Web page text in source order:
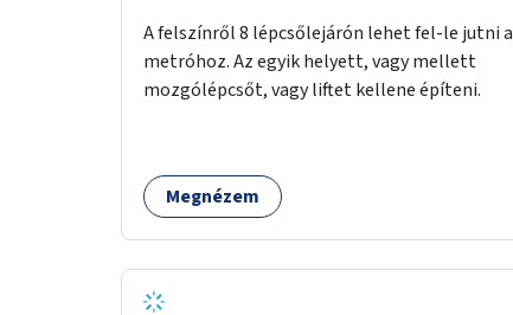
beszélgetős csoportok által - felépülhetnek
testileg-lelkileg a szülésből és gyermekágyi
időszakból - gyógytorna, jóga, terápia
csemetéket erre az időre. A tér a csoportos és
egyéni foglalkozások köré épülne. A
foglalkozások túlmennének egy baba-mama
klub keretein, kifejezetten az önismeretre
helyeznek a hangsúlyt.
A felszínről 8 lépcsőlejárón lehet fel-le jutni a
metróhoz. Az egyik helyett, vagy mellett
mozgólépcsőt, vagy liftet kellene építeni.
Megnézem